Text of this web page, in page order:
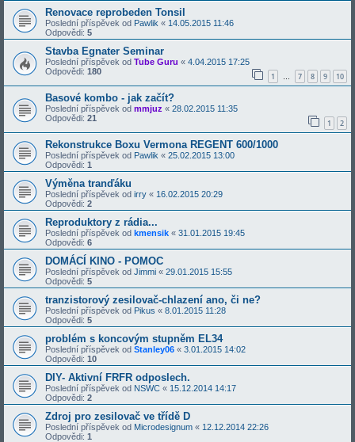
Renovace reprobeden Tonsil
Poslední příspěvek od Pawlik « 14.05.2015 11:46
Odpovědi: 5
Stavba Egnater Seminar
Poslední příspěvek od Tube Guru « 4.04.2015 17:25
Odpovědi: 180 1 … 7 8 9 10
Basové kombo - jak začít?
Poslední příspěvek od mmjuz « 28.02.2015 11:35
Odpovědi: 21 1 2
Rekonstrukce Boxu Vermona REGENT 600/1000
Poslední příspěvek od Pawlik « 25.02.2015 13:00
Odpovědi: 1
Výměna tranďáku
Poslední příspěvek od irry « 16.02.2015 20:29
Odpovědi: 2
Reproduktory z rádia...
Poslední příspěvek od kmensik « 31.01.2015 19:45
Odpovědi: 6
DOMÁCÍ KINO - POMOC
Poslední příspěvek od Jimmi « 29.01.2015 15:55
Odpovědi: 5
tranzistorový zesilovač-chlazení ano, či ne?
Poslední příspěvek od Pikus « 8.01.2015 11:28
Odpovědi: 5
problém s koncovým stupněm EL34
Poslední příspěvek od Stanley06 « 3.01.2015 14:02
Odpovědi: 10
DIY- Aktivní FRFR odposlech.
Poslední příspěvek od NSWC « 15.12.2014 14:17
Odpovědi: 2
Zdroj pro zesilovač ve třídě D
Poslední příspěvek od Microdesignum « 12.12.2014 22:26
Odpovědi: 1